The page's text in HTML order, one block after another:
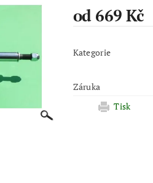
od 669 Kč
Kategorie
Záruka
Tisk